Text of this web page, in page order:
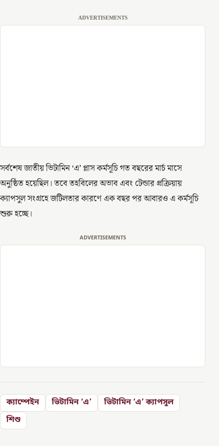
ADVERTISEMENTS
সর্বশেষ জাতীয় ভিটামিন ‘এ’ প্লাস কর্মসূচি গত বছরের মার্চ মাসে
অনুষ্ঠিত হয়েছিল। তবে তহবিলের অভাব এবং টেন্ডার প্রক্রিয়ায়
ক্যাপসুল সংগ্রহে জটিলতার কারণে এক বছর পর আবারও এ কর্মসূচি
শুরু হচ্ছে।
ADVERTISEMENTS
ক্যাম্পেইন ভিটামিন ‘এ’
ভিটামিন ‘এ’ ক্যাপসুল
শিশু